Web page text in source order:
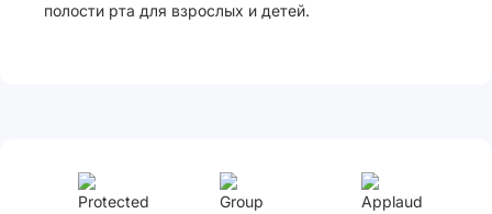
полости рта для взрослых и детей.